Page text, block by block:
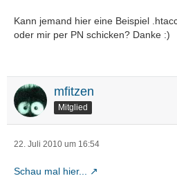
Kann jemand hier eine Beispiel
oder mir per PN schicken? Danke :)
mfitzen
Mitglied
22. Juli 2010 um 16:54
Schau mal hier...